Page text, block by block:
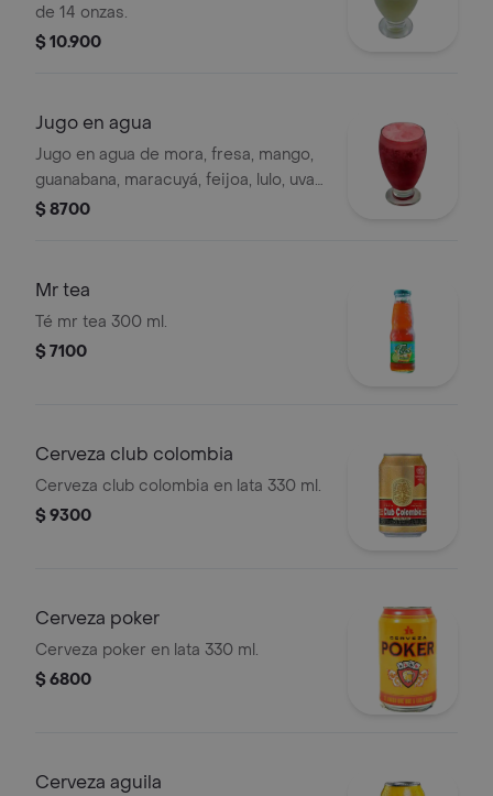
de 14 onzas.
$ 10.900
Jugo en agua
Jugo en agua de mora, fresa, mango,
guanabana, maracuyá, feijoa, lulo, uva;
vaso de 14 onzas
$ 8700
Mr tea
Té mr tea 300 ml.
$ 7100
Cerveza club colombia
Cerveza club colombia en lata 330 ml.
$ 9300
Cerveza poker
Cerveza poker en lata 330 ml.
$ 6800
Cerveza aguila